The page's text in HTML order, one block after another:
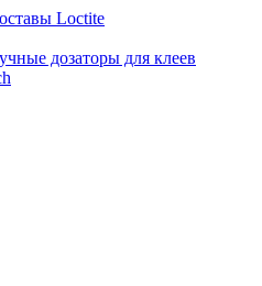
Loctite
дозаторы для клеев